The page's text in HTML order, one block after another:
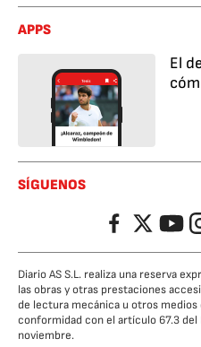
APPS
El
SÍGUENOS
FacebookTwitter
Diario AS S.L. realiza una reserva
las obras y otras prestaciones
de lectura mecánica u otros
conformidad con el artículo 67.3
noviembre.